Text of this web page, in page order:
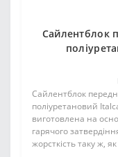
Сайлентблок
Сайлентблок
поліуретановий
виготовлена на
гарячого
жорсткість таку ж,